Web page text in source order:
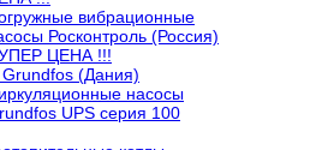
вибрационные
Росконтроль (Россия)
ЦЕНА !!!
(Дания)
насосы
UPS серия 100